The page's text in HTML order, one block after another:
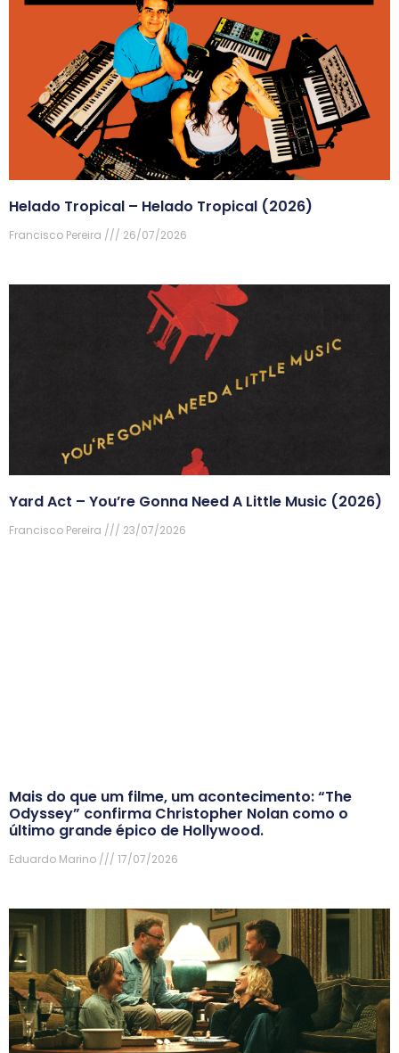
Helado Tropical – Helado Tropical (2026)
Francisco Pereira 26/07/2026
Yard Act – You’re Gonna Need A Little Music (2026)
Francisco Pereira 23/07/2026
Mais do que um filme, um acontecimento: “The
Odyssey” confirma Christopher Nolan como o
último grande épico de Hollywood.
Eduardo Marino 17/07/2026